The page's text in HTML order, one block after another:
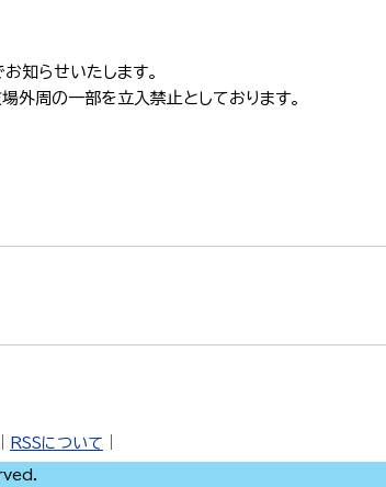
知らせいたします。
外周の一部を立入禁止としております。
RSSについて